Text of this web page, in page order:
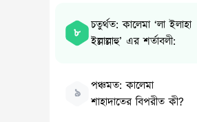
৮
চতুর্থত: কালেমা ‘লা ইলাহা
ইল্লাল্লাহু’ এর শর্তাবলী:
৯
পঞ্চমত: কালেমা
শাহাদাতের বিপরীত কী?